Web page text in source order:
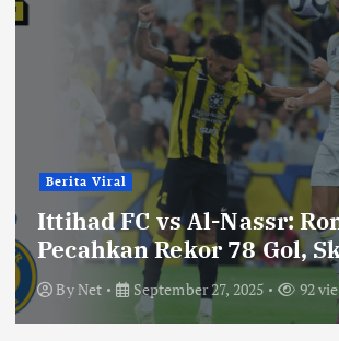
Berita Viral
Ittihad FC vs Al-Nassr:
Pecahkan Rekor 78 Gol,
ByNet September 27, 2025 92